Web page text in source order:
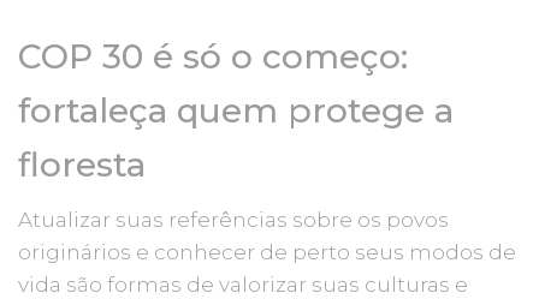
COP 30 é só o começo:
fortaleça quem protege a
floresta
Atualizar suas referências sobre os povos
originários e conhecer de perto seus modos de
vida são formas de valorizar suas culturas e